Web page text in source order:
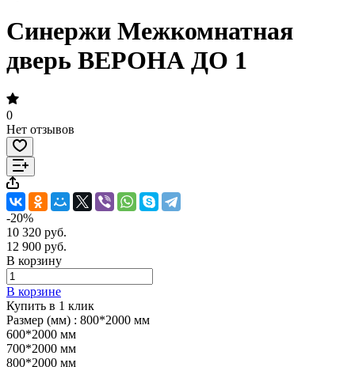
Синержи Межкомнатная
дверь ВЕРОНА ДО 1
0
Нет отзывов
-20%
10 320 руб.
12 900 руб.
В корзину
В корзине
Купить в 1 клик
Размер (мм) : 800*2000 мм
600*2000 мм
700*2000 мм
800*2000 мм